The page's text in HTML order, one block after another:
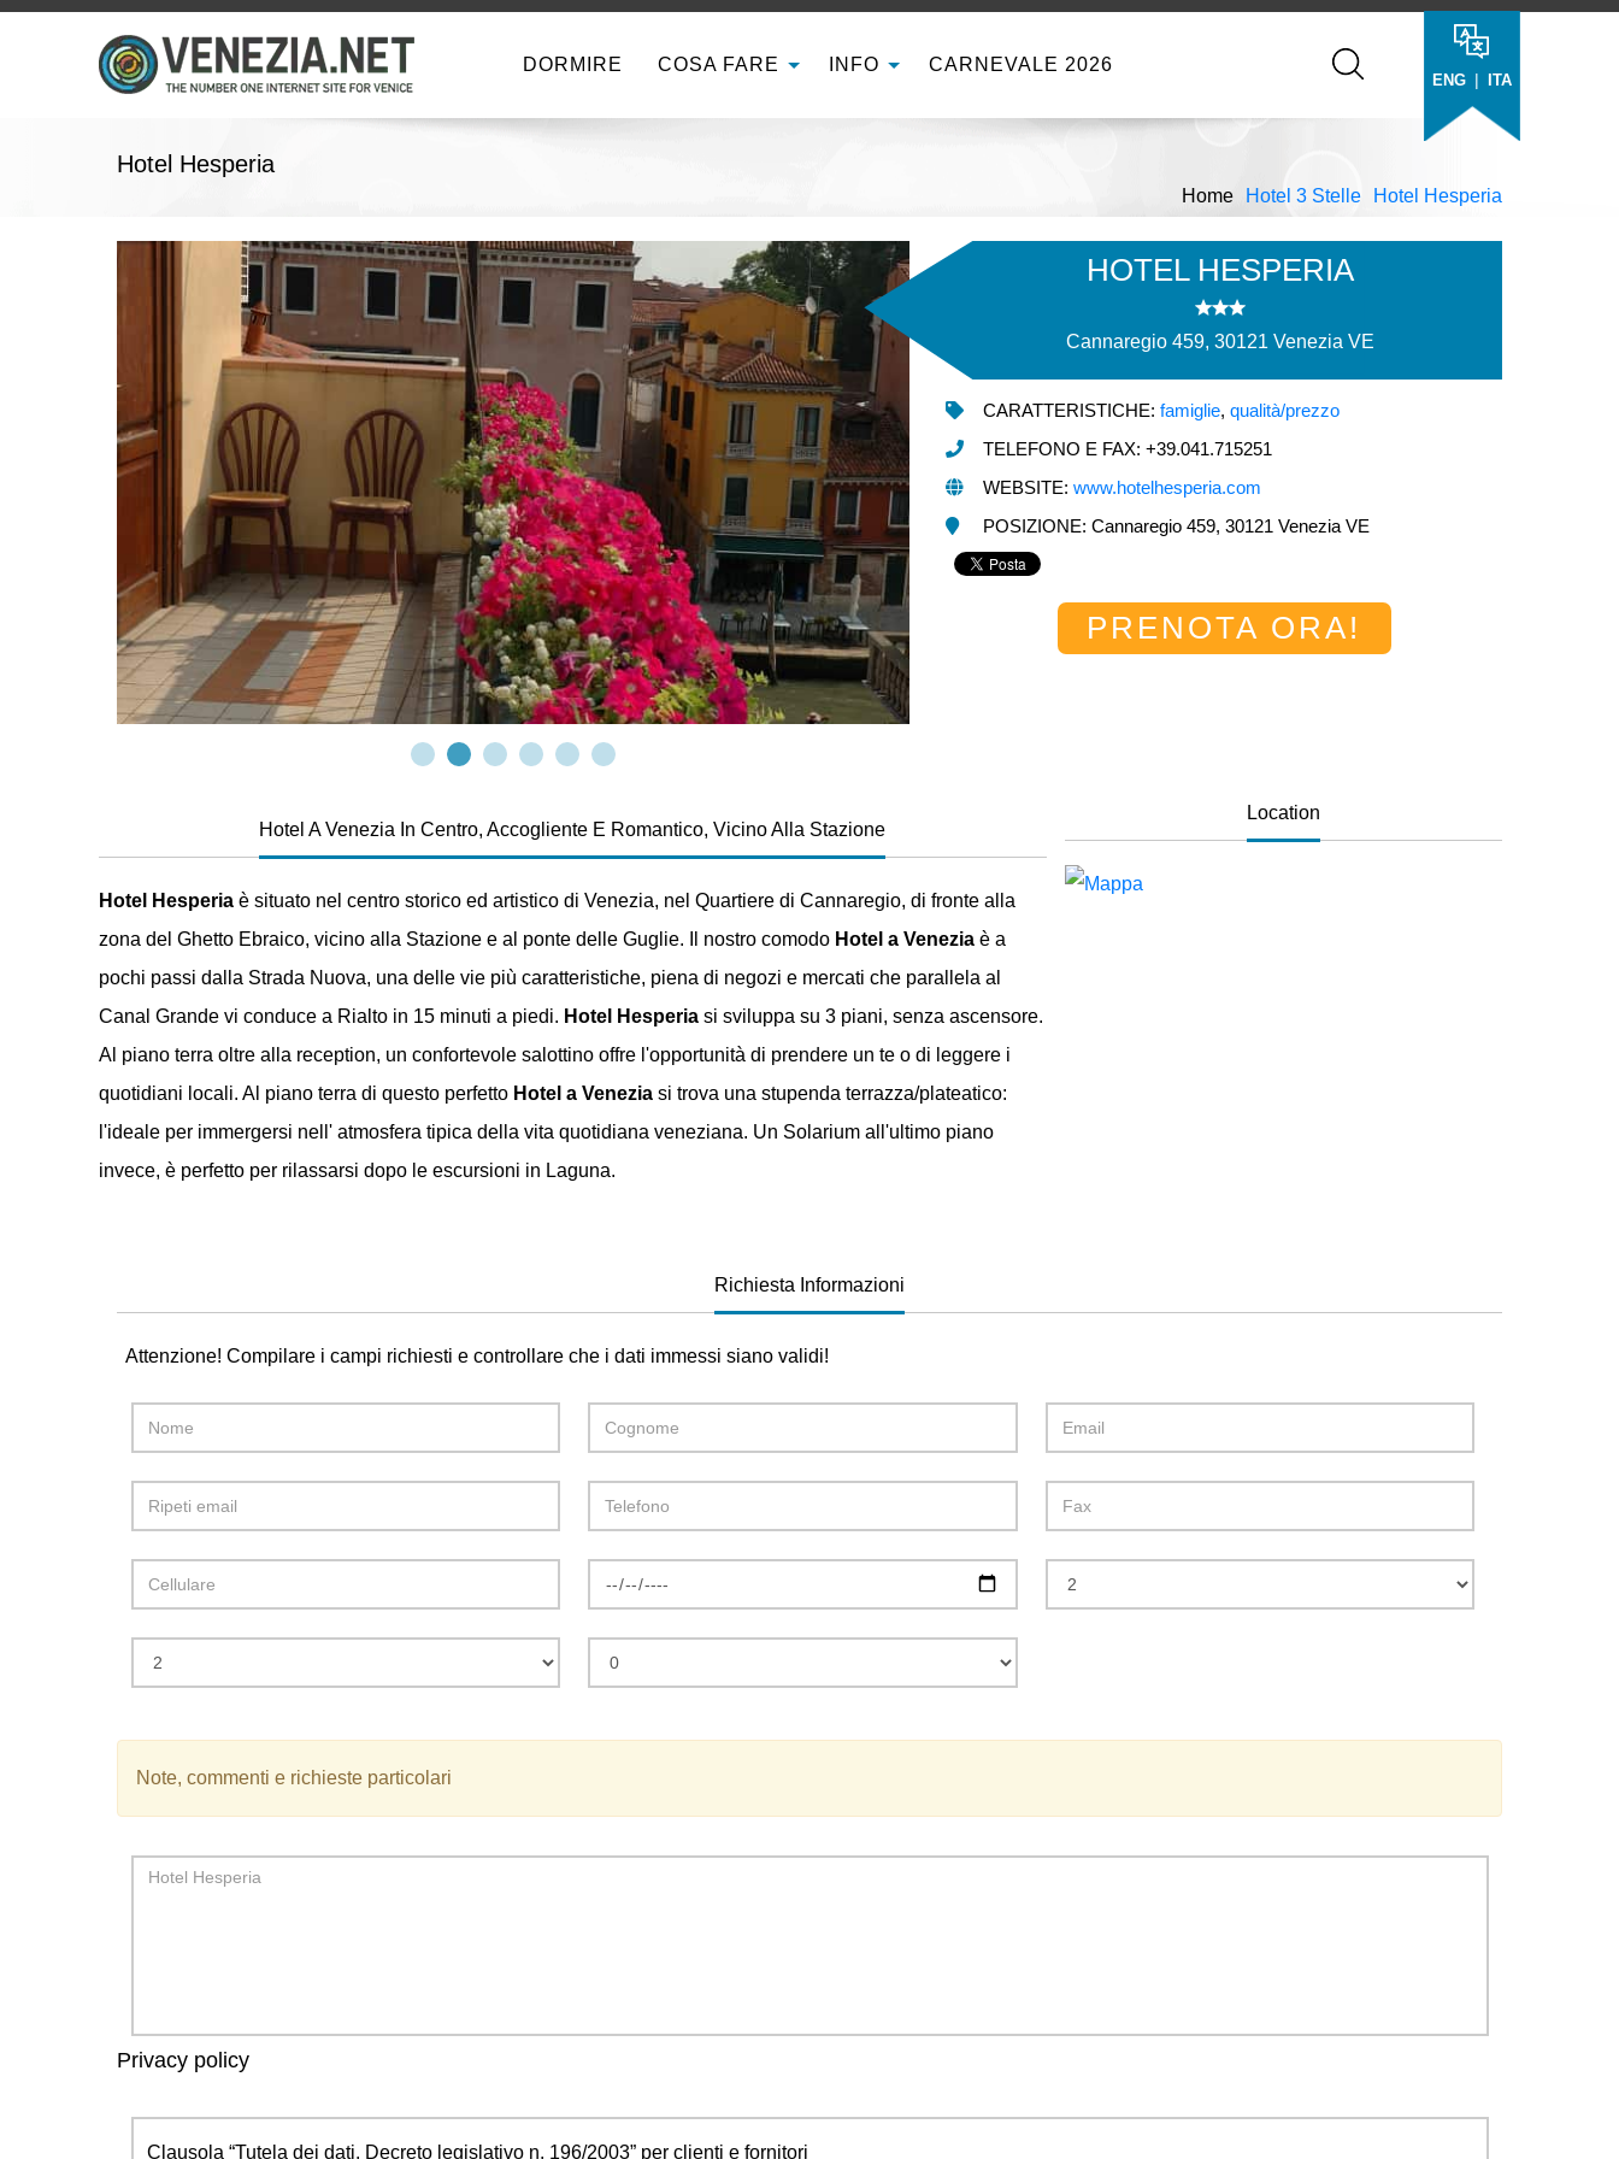
DORMIRE COSA FARE INFO CARNEVALE 2026
ENG | ITA
Hotel Hesperia
Home Hotel 3 Stelle Hotel Hesperia
HOTEL HESPERIA
Cannaregio 459, 30121 Venezia VE
CARATTERISTICHE:famiglie,qualità/prezzo
TELEFONO E FAX: +39.041.715251
WEBSITE:www.hotelhesperia.com
POSIZIONE: Cannaregio 459, 30121 Venezia VE
PRENOTA ORA!
Hotel A Venezia In Centro, Accogliente E Romantico, Vicino Alla Stazione
Hotel Hesperia è situato nel centro storico ed artistico di Venezia, nel Quartiere di Cannaregio, di fronte alla
zona del Ghetto Ebraico, vicino alla Stazione e al ponte delle Guglie. Il nostro comodo Hotel a Venezia è a
pochi passi dalla Strada Nuova, una delle vie più caratteristiche, piena di negozi e mercati che parallela al
Canal Grande vi conduce a Rialto in 15 minuti a piedi. Hotel Hesperia si sviluppa su 3 piani, senza ascensore.
Al piano terra oltre alla reception, un confortevole salottino offre l'opportunità di prendere un te o di leggere i
quotidiani locali. Al piano terra di questo perfetto Hotel a Venezia si trova una stupenda terrazza/plateatico:
l'ideale per immergersi nell' atmosfera tipica della vita quotidiana veneziana. Un Solarium all'ultimo piano
invece, è perfetto per rilassarsi dopo le escursioni in Laguna.
Location
Richiesta Informazioni
Attenzione! Compilare i campi richiesti e controllare che i dati immessi siano validi!
Note, commenti e richieste particolari
Privacy policy
Clausola “Tutela dei dati. Decreto legislativo n. 196/2003” per clienti e fornitori